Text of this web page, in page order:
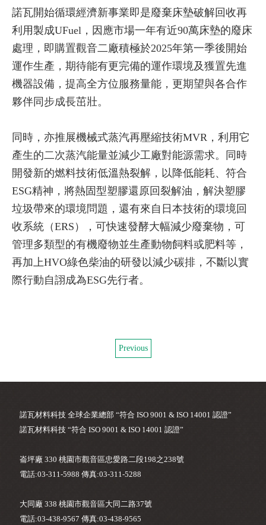
諾瓦開始循環經濟新事業即是廢棄床墊破解回收再
利用製成UFuel，因應市場一年有近90萬床墊的廢床
處理，即購置觀音二廠積極於2025年第一季後開始
運作生產，期待能有更完備的運作環境及獲置先進
機器設備，提高全方位服務量能，更期望與各合作
夥伴同步成長茁壯。
同時，亦推展機械式蒸汽再壓縮技術MVR，利用它
產生的二次蒸汽能量並減少工廠對能源需求。同時
開發新的燃料技術低溫熱裂解，以降低能耗、符合
ESG精神，將熱固型塑膠還原回裂解油，解決塑膠
垃圾帶來的環境問題，還有來自日本技術的環境回
收系統（ERS），可快速發酵大幅減少廢棄物，可
管理多類型的有機廢物並生產動物飼料或肥料等，
再加上HVO綠色柴油的研發以減少碳排，不斷以實
際行動自詡成為ESG先行者。
Previous
諾瓦材料科技 全球企業總部 “符合 ISO 9001 & ISO 14001 認證”
諾瓦材料科技 “符合 ISO 9001 & ISO 14001 認證”
崙坪廠 330 桃園市觀音區忠愛路二段198之238號
電話:03-311-5988 傳真:03-311-5288
大同廠 338 桃園市觀音區大同二路37號
電話:03-438-9567 傳真:03-438-9565